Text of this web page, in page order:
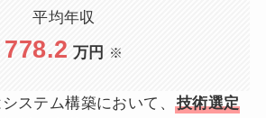
平均年収
778.2 万円 ※
ステム構築において、
技術選定